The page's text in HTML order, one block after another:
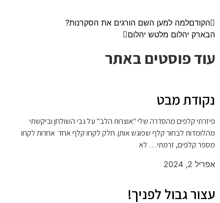
הקודםלמה למען השם הורגים את הסקרנות?
הבארק יהלום מלטש יהלום
עוד פוסטים באתר
נקודת מבט
פיזרתי קלפים מהסדרה שלי "אוצרות הלב" על גבי השולחן וביקשתי
מהלומדות לבחור קלף שפוגש אותן. חלק לקחו קלף אחד אחרות לקחו
מספר קלפים, זרמתי… לא
אפריל 2, 2024
עצור גבול לפניך!